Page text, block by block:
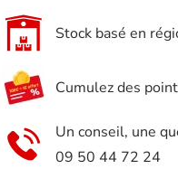
YAKOMASSI
15m3/h
Stock basé en
Cumulez des
Un conseil, une
09 50 44 72 24